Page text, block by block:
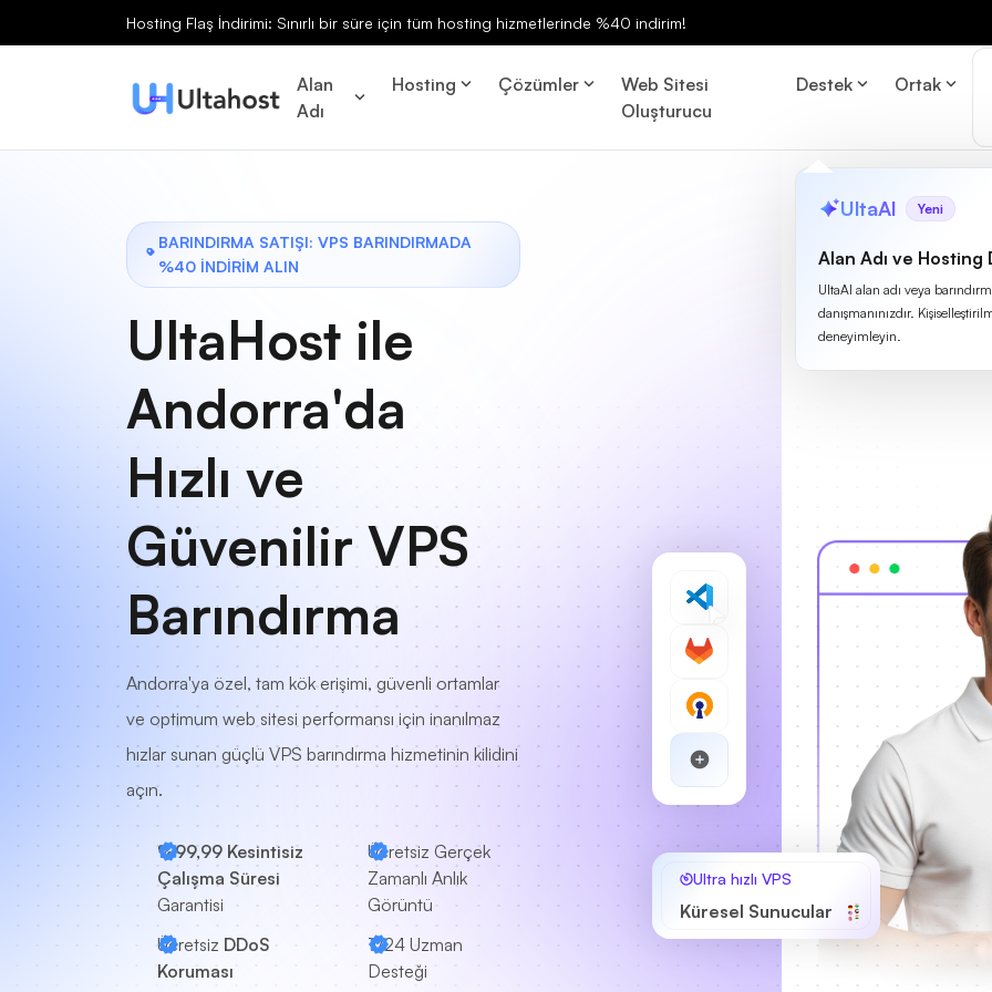
Hosting Flaş İndirimi: Sınırlı bir süre için tüm hosting hizmetlerinde %40 indirim!
Alan
Adı
Hosting Çözümler
Web Sitesi
Oluşturucu
Destek Ortak
UltaAI Yeni
Alan Adı ve Hosting
UltaAI alan adı veya
danışmanınızdır.
deneyimleyin.
BARINDIRMA SATIŞI: VPS BARINDIRMADA
%40 İNDİRİM ALIN
UltaHost ile
Andorra'da
Hızlı ve
Güvenilir VPS
Barındırma
Andorra'ya özel, tam kök erişimi, güvenli ortamlar
ve optimum web sitesi performansı için inanılmaz
hızlar sunan güçlü VPS barındırma hizmetinin kilidini
açın.
%99,99 Kesintisiz
Çalışma Süresi
Garantisi
Ücretsiz Gerçek
Zamanlı Anlık
Görüntü
Ücretsiz DDoS
Koruması
7/24 Uzman
Desteği
Ultra hızlı VPS
Küresel Sunucular